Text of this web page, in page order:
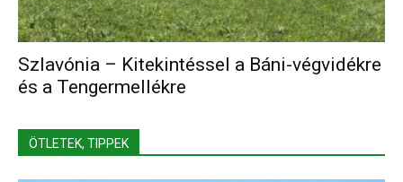
Szlavónia – Kitekintéssel a Báni-végvidékre
és a Tengermellékre
ÖTLETEK, TIPPEK